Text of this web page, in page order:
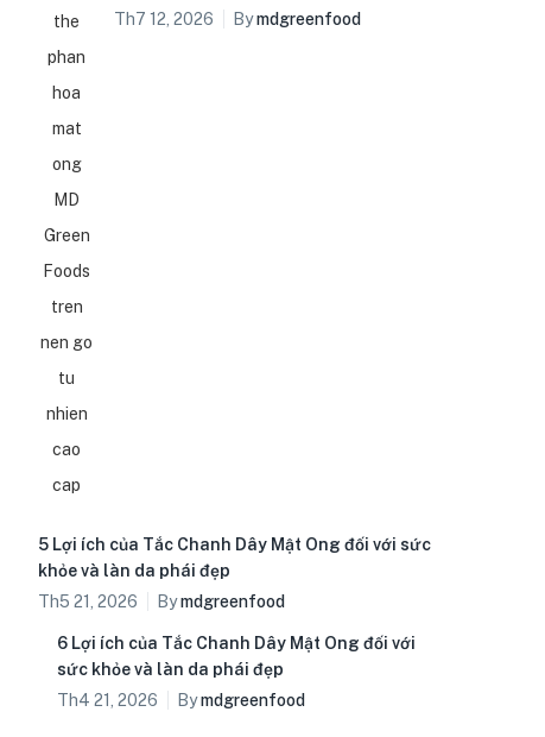
Th7 12, 2026
Bymdgreenfood
5 Lợi ích của Tắc Chanh Dây Mật Ong đối với sức
khỏe và làn da phái đẹp
Th5 21, 2026
Bymdgreenfood
6 Lợi ích của Tắc Chanh Dây Mật Ong đối với
sức khỏe và làn da phái đẹp
Th4 21, 2026
Bymdgreenfood